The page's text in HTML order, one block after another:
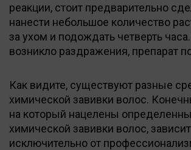
реакции, стоит предварительно
нанести небольшое количество
за ухом и подождать четверть
возникло раздражения, препарат
Как видите, существуют разные
химической завивки волос.
на который нацелены
химической завивки волос, зависит
исключительно от